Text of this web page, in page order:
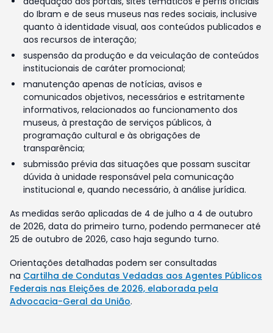
do Ibram e de seus museus nas redes sociais, inclusive
quanto à identidade visual, aos conteúdos publicados e
aos recursos de interação;
suspensão da produção e da veiculação de conteúdos
institucionais de caráter promocional;
manutenção apenas de notícias, avisos e
comunicados objetivos, necessários e estritamente
informativos, relacionados ao funcionamento dos
museus, à prestação de serviços públicos, à
programação cultural e às obrigações de
transparência;
submissão prévia das situações que possam suscitar
dúvida à unidade responsável pela comunicação
institucional e, quando necessário, à análise jurídica.
As medidas serão aplicadas de 4 de julho a 4 de outubro
de 2026, data do primeiro turno, podendo permanecer até
25 de outubro de 2026, caso haja segundo turno.
Orientações detalhadas podem ser consultadas
na Cartilha de Condutas Vedadas aos Agentes Públicos
Federais nas Eleições de 2026, elaborada pela
Advocacia-Geral da União.